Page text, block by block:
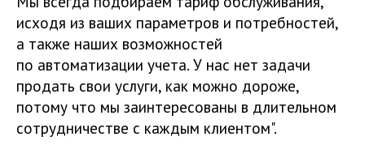
исходя из ваших параметров и потребностей,
а также наших возможностей
по автоматизации учета. У нас нет задачи
продать свои услуги, как можно дороже,
потому что мы заинтересованы в длительном
сотрудничестве с каждым клиентом".